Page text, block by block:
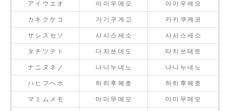
ア イ ウ エ オ 아 이 우 에 오 아 이 우 에 오
カ キ ク ケ コ 가 기 구 게 고 카 키 쿠 케 코
サ シ ス セ ソ 사 시 스 세 소 사 시 스 세 소
タ チ ツ テ ト 다 지 쓰 데 도 타 치 쓰 테 토
ナ ニ ヌ ネ ノ 나 니 누 네 노 나 니 누 네 노
ハ ヒ フ ヘ ホ 하 히 후 헤 호 하 히 후 헤 호
マ ミ ム メ モ 마 미 무 메 모 마 미 무 메 모